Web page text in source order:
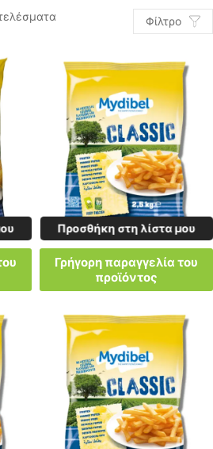
Φίλτρο
Προσθήκη στη λίστα μου
Γρήγορη παραγγελία του
προϊόντος